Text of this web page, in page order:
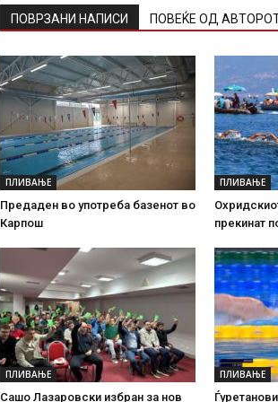
ПОВРЗАНИ НАПИСИ ПОВЕЌЕ ОД
ПЛИВАЊЕ
Предаден во употреба базенот во
Карпош
ПЛИВАЊЕ
прекинат
ПЛИВАЊЕ
Сашо Лазаровски избран за нов
ПЛИВАЊЕ